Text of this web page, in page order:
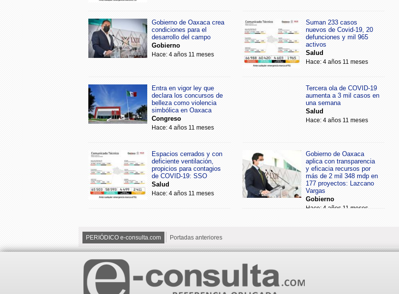
Gobierno de Oaxaca crea
condiciones para el
desarrollo del campo
Gobierno
Hace: 4 años 11 meses
Suman 233 casos
nuevos de Covid-19, 20
defunciones y mil 965
activos
Salud
Hace: 4 años 11 meses
Entra en vigor ley que
declara los concursos de
belleza como violencia
simbólica en Oaxaca
Congreso
Hace: 4 años 11 meses
Tercera ola de COVID-19
aumenta a 3 mil casos en
una semana
Salud
Hace: 4 años 11 meses
Espacios cerrados y con
deficiente ventilación,
propicios para contagios
de COVID-19: SSO
Salud
Hace: 4 años 11 meses
Gobierno de Oaxaca
aplica con transparencia
y eficacia recursos por
más de 2 mil 348 mdp en
177 proyectos: Lazcano
Vargas
Gobierno
Hace: 4 años 11 meses
PERIÓDICO e-consulta.com Portadas anteriores